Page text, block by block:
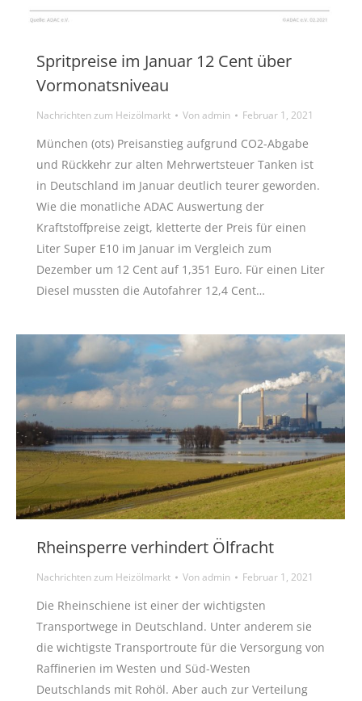
Spritpreise im Januar 12 Cent über
Vormonatsniveau
Nachrichten zum Heizölmarkt Vonadmin Februar 1, 2021
München (ots) Preisanstieg aufgrund CO2-Abgabe
und Rückkehr zur alten Mehrwertsteuer Tanken ist
in Deutschland im Januar deutlich teurer geworden.
Wie die monatliche ADAC Auswertung der
Kraftstoffpreise zeigt, kletterte der Preis für einen
Liter Super E10 im Januar im Vergleich zum
Dezember um 12 Cent auf 1,351 Euro. Für einen Liter
Diesel mussten die Autofahrer 12,4 Cent…
Rheinsperre verhindert Ölfracht
Nachrichten zum Heizölmarkt Vonadmin Februar 1, 2021
Die Rheinschiene ist einer der wichtigsten
Transportwege in Deutschland. Unter anderem sie
die wichtigste Transportroute für die Versorgung von
Raffinerien im Westen und Süd-Westen
Deutschlands mit Rohöl. Aber auch zur Verteilung